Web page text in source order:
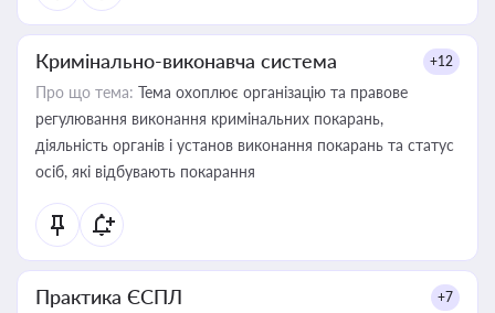
Кримінально-виконавча система +12
Про що тема: Тема охоплює організацію та правове
регулювання виконання кримінальних покарань,
діяльність органів і установ виконання покарань та статус
осіб, які відбувають покарання
Практика ЄСПЛ +7